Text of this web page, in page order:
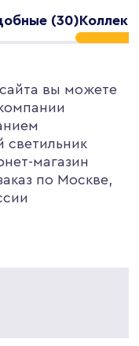
(30)
вы можете
светильник
магазин
по Москве,